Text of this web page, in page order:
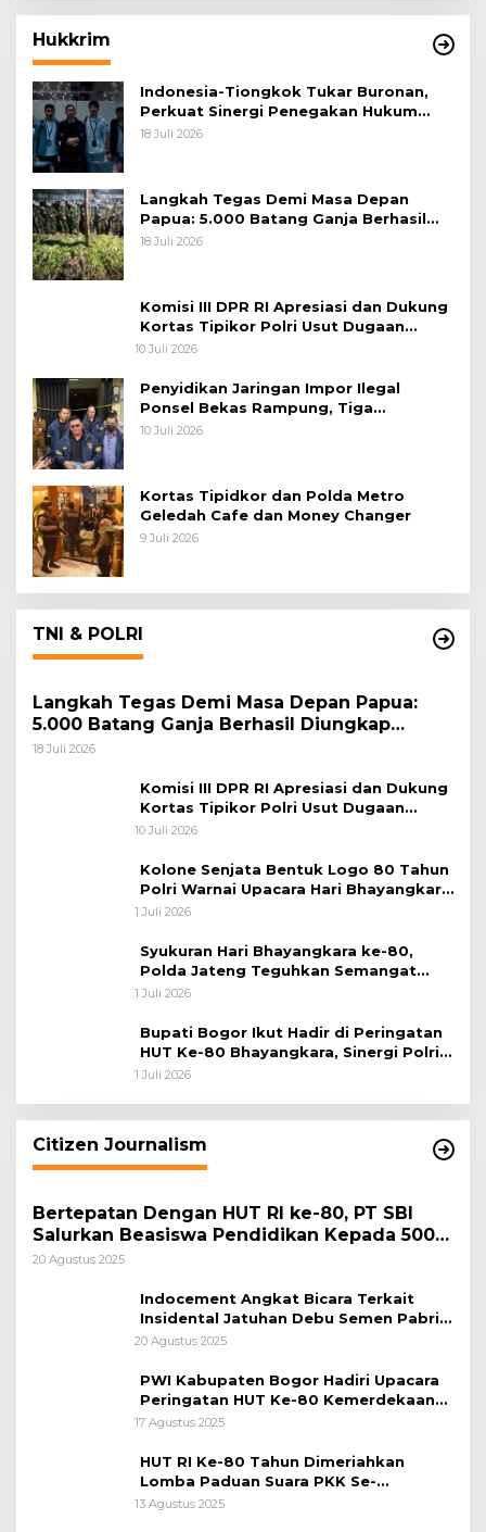
Hukkrim
Indonesia-Tiongkok Tukar Buronan,
Perkuat Sinergi Penegakan Hukum
Lintas Negara
18 Juli 2026
Langkah Tegas Demi Masa Depan
Papua: 5.000 Batang Ganja Berhasil
Diungkap Koops TNI Habema
18 Juli 2026
Komisi III DPR RI Apresiasi dan Dukung
Kortas Tipikor Polri Usut Dugaan
Korupsi Batu Bara
10 Juli 2026
Penyidikan Jaringan Impor Ilegal
Ponsel Bekas Rampung, Tiga
Tersangka Sudah P-21 dan Satu Buron
10 Juli 2026
Kortas Tipidkor dan Polda Metro
Geledah Cafe dan Money Changer
9 Juli 2026
TNI & POLRI
Langkah Tegas Demi Masa Depan Papua:
5.000 Batang Ganja Berhasil Diungkap
Koops TNI Habema
18 Juli 2026
Komisi III DPR RI Apresiasi dan Dukung
Kortas Tipikor Polri Usut Dugaan
Korupsi Batu Bara
10 Juli 2026
Kolone Senjata Bentuk Logo 80 Tahun
Polri Warnai Upacara Hari Bhayangkara
ke-80
1 Juli 2026
Syukuran Hari Bhayangkara ke-80,
Polda Jateng Teguhkan Semangat
Pengabdian dan Pererat Kebersamaan
1 Juli 2026
Bupati Bogor Ikut Hadir di Peringatan
HUT Ke-80 Bhayangkara, Sinergi Polri
dan Pemkab Bogor Jadi Kunci Menjaga
1 Juli 2026
Citizen Journalism
Bertepatan Dengan HUT RI ke-80, PT SBI
Salurkan Beasiswa Pendidikan Kepada 500
Pelajar
20 Agustus 2025
Indocement Angkat Bicara Terkait
Insidental Jatuhan Debu Semen Pabrik
Citeureup
20 Agustus 2025
PWI Kabupaten Bogor Hadiri Upacara
Peringatan HUT Ke-80 Kemerdekaan
RI, di Lapangan Tegar Beriman
17 Agustus 2025
HUT RI Ke-80 Tahun Dimeriahkan
Lomba Paduan Suara PKK Se-
Kabupaten Bogor
13 Agustus 2025